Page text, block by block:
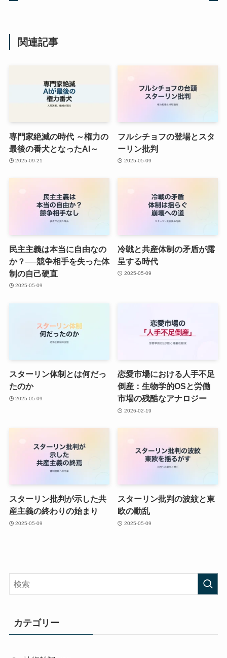
関連記事
専門家絶滅の時代 ～権力の
最後の番犬となったAI～
2025-09-21
フルシチョフの登場とスタ
ーリン批判
2025-05-09
民主主義は本当に自由なの
か？──競争相手を失った体
制の自己硬直
2025-05-09
冷戦と共産体制の矛盾が露
呈する時代
2025-05-09
スターリン体制とは何だっ
たのか
2025-05-09
恋愛市場における人手不足
倒産：生物学的OSと労働
市場の残酷なアナロジー
2026-02-19
スターリン批判が示した共
産主義の終わりの始まり
2025-05-09
スターリン批判の波紋と東
欧の動乱
2025-05-09
カテゴリー